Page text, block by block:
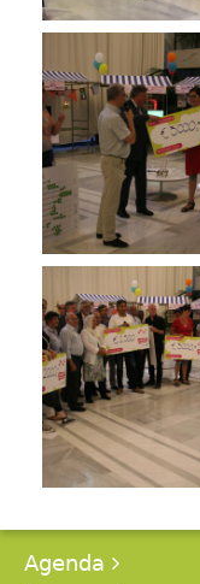
Agenda